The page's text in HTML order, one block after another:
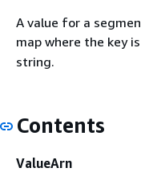
A value for a
map where the key is
string.
Contents
ValueArn